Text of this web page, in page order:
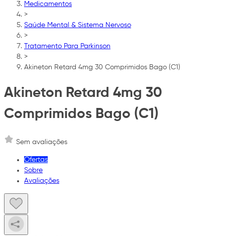
Medicamentos
>
Saúde Mental & Sistema Nervoso
>
Tratamento Para Parkinson
>
Akineton Retard 4mg 30 Comprimidos Bago (C1)
Akineton Retard 4mg 30
Comprimidos Bago (C1)
Sem avaliações
Ofertas
Sobre
Avaliações